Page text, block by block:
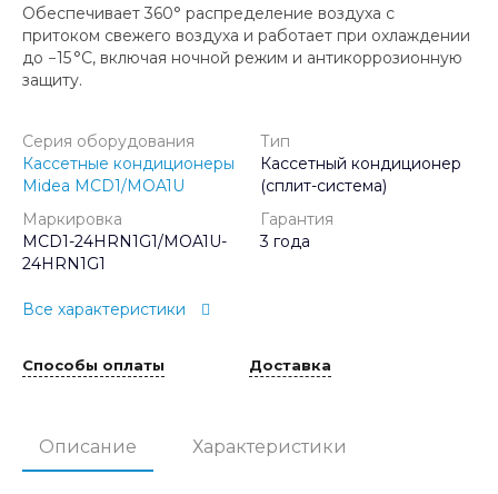
Обеспечивает 360° распределение воздуха с
притоком свежего воздуха и работает при охлаждении
до −15 °C, включая ночной режим и антикоррозионную
защиту.
Серия оборудования
Кассетные кондиционеры
Midea MCD1/MOA1U
Тип
Кассетный кондиционер
(сплит-система)
Маркировка
MCD1-24HRN1G1/MOA1U-
24HRN1G1
Гарантия
3 года
Все характеристики
Способы оплаты Доставка
Описание Характеристики